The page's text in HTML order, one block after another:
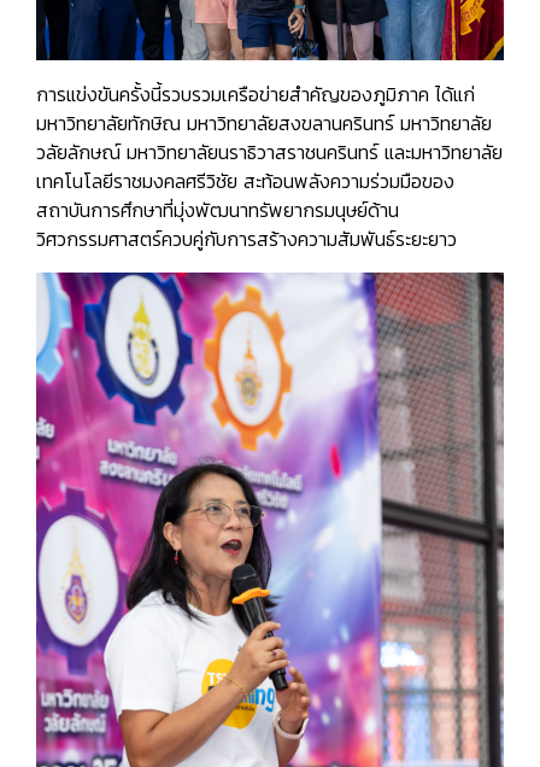
การแข่งขันครั้งนี้รวบรวมเครือข่ายสำคัญของภูมิภาค ได้แก่
มหาวิทยาลัยทักษิณ มหาวิทยาลัยสงขลานครินทร์ มหาวิทยาลัย
วลัยลักษณ์ มหาวิทยาลัยนราธิวาสราชนครินทร์ และมหาวิทยาลัย
เทคโนโลยีราชมงคลศรีวิชัย สะท้อนพลังความร่วมมือของ
สถาบันการศึกษาที่มุ่งพัฒนาทรัพยากรมนุษย์ด้าน
วิศวกรรมศาสตร์ควบคู่กับการสร้างความสัมพันธ์ระยะยาว